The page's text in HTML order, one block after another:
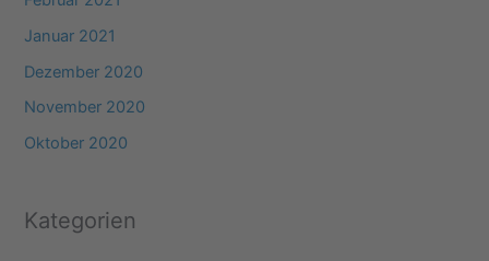
Januar 2021
Dezember 2020
November 2020
Oktober 2020
Kategorien